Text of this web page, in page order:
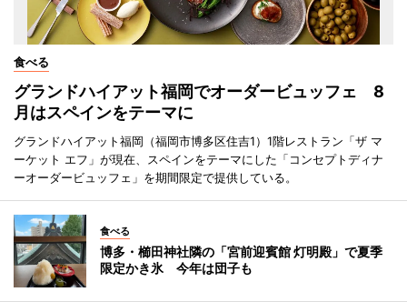
食べる
グランドハイアット福岡でオーダービュッフェ 8
月はスペインをテーマに
グランドハイアット福岡（福岡市博多区住吉1）1階レストラン「ザ マ
ーケット エフ」が現在、スペインをテーマにした「コンセプトディナ
ーオーダービュッフェ」を期間限定で提供している。
食べる
博多・櫛田神社隣の「宮前迎賓館 灯明殿」で夏季
限定かき氷 今年は団子も